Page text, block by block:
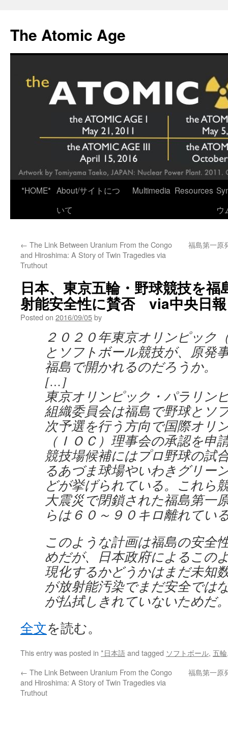
content
The Atomic Age
*HOME* About/サイトにつ
いて
Multimedia Resources
ウ
← The Link Between Uranium From the Congo
and Hiroshima: A Story of Twin Tragedies via
Truthout
福島第一原
日本、東京五輪・野球競技を
射能安全性に賛否 via中央日報
Posted on 2016/09/05by
２０２０年東京オリンピック
とソフトボール競技が、原発
福島で開かれるのだろうか。
[…]
東京オリンピック・パラリン
組織委員会は福島で野球とソ
次予選を行う方向で国際オリ
（ＩＯＣ）理事会の承認を申
競技場候補にはプロ野球の試
るあづま球場やいわきグリー
どが挙げられている。これら
大震災で閉鎖された福島第一
らは６０～９０キロ離れてい
このような計画は福島の安全
めだが、日本政府によるこの
現化するかどうかはまだ未知
が放射能汚染でまだ安全では
が払拭しきれていないためだ
全文を読む。
This entry was posted in *日本語and tagged ソフトボール, 五輪
← The Link Between Uranium From the Congo
and Hiroshima: A Story of Twin Tragedies via
Truthout
福島第一原